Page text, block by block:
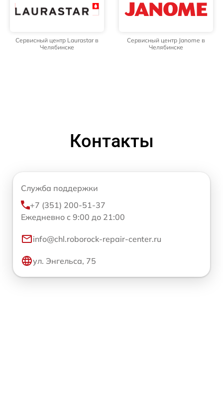
Сервисный центр Laurastar в
Челябинске
Сервисный центр Janome в
Челябинске
Контакты
Служба поддержки
+7 (351) 200-51-37
Ежедневно с 9:00 до 21:00
info@chl.roborock-repair-center.ru
ул. Энгельса, 75